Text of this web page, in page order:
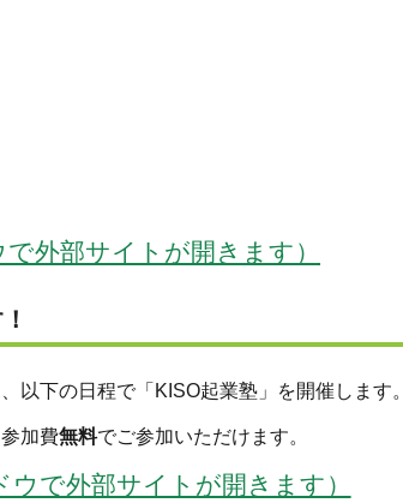
外部サイトが開きます）
下の日程で「KISO起業塾」を開催します。
加費無料でご参加いただけます。
で外部サイトが開きます）